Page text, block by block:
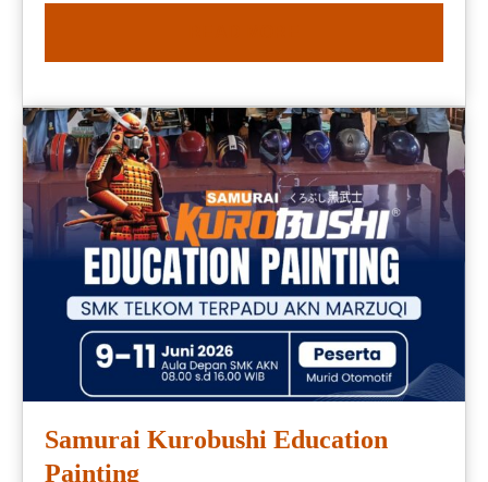
Samurai Kurobushi Education
Painting